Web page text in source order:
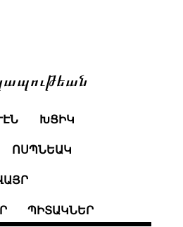
ԽՑԻԿ
ՈՍՊՆԵԱԿ
ՊԻՏԱԿՆԵՐ